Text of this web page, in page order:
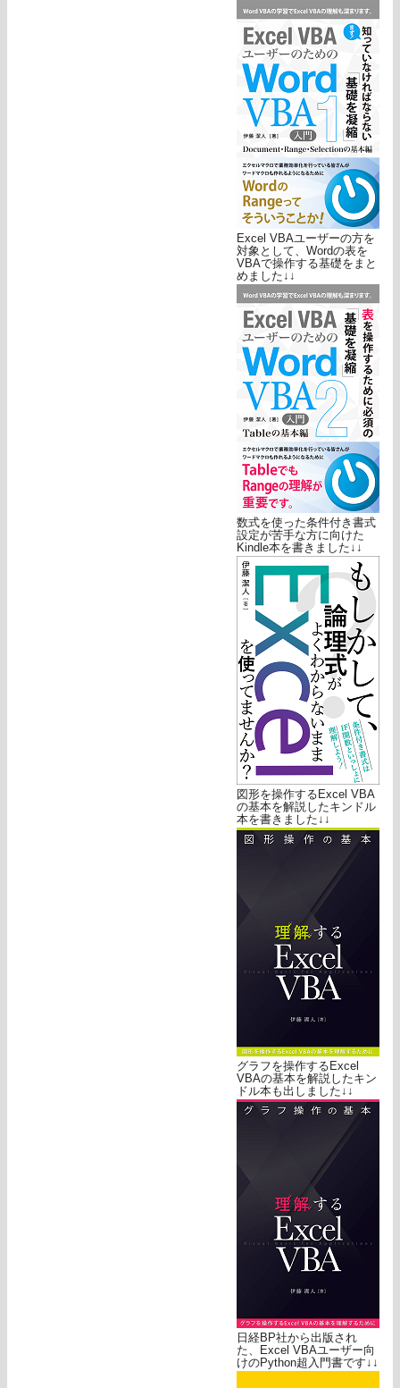
Excel VBAユーザーの方を
対象として、Wordの表を
VBAで操作する基礎をまと
めました↓↓
数式を使った条件付き書式
設定が苦手な方に向けた
Kindle本を書きました↓↓
図形を操作するExcel VBA
の基本を解説したキンドル
本を書きました↓↓
グラフを操作するExcel
VBAの基本を解説したキン
ドル本も出しました↓↓
日経BP社から出版され
た、Excel VBAユーザー向
けのPython超入門書です↓↓